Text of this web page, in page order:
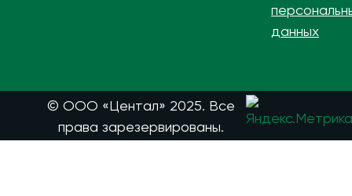
данных
© ООО «Центал» 2025. Все
права зарезервированы.